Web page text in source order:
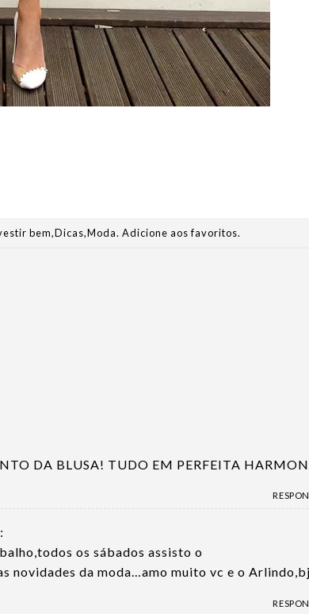
bem,Dicas,Moda.Adicione aos favoritos.
DA BLUSA! TUDO EM PERFEITA
os sábados assisto o
novidades da moda…amo muito vc e o